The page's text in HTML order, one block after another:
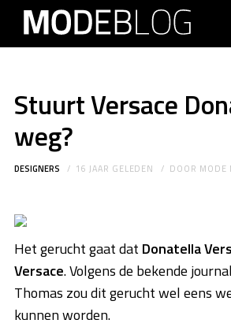
Stuurt Versace
weg?
DESIGNERS 16 JAAR GELEDEN DOOR MODE
Het gerucht gaat dat Donatella
Versace. Volgens de bekende
Thomas zou dit gerucht wel eens
kunnen worden.